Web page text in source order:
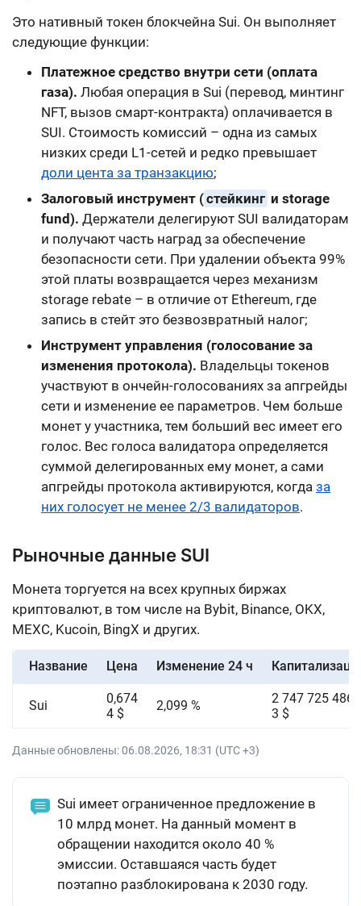
Это нативный токен блокчейна Sui. Он выполняет
следующие функции:
Платежное средство внутри сети (оплата
газа). Любая операция в Sui (перевод, минтинг
NFT, вызов смарт-контракта) оплачивается в
SUI. Стоимость комиссий – одна из самых
низких среди L1-сетей и редко превышает
доли цента за транзакцию;
Залоговый инструмент (стейкинг и storage
fund). Держатели делегируют SUI валидаторам
и получают часть наград за обеспечение
безопасности сети. При удалении объекта 99%
этой платы возвращается через механизм
storage rebate – в отличие от Ethereum, где
запись в стейт это безвозвратный налог;
Инструмент управления (голосование за
изменения протокола). Владельцы токенов
участвуют в ончейн-голосованиях за апгрейды
сети и изменение ее параметров. Чем больше
монет у участника, тем больший вес имеет его
голос. Вес голоса валидатора определяется
суммой делегированных ему монет, а сами
апгрейды протокола активируются, когда за
них голосует не менее 2/3 валидаторов.
Рыночные данные SUI
Монета торгуется на всех крупных биржах
криптовалют, в том числе на Bybit, Binance, OKX,
MEXC, Kucoin, BingX и других.
Название Цена Изменение 24 ч
Sui
0,674
4 $
2,099 %
2 747 725
3 $
Данные обновлены:06.08.2026, 18:31 (UTC +3)
Sui имеет ограниченное предложение в
10 млрд монет. На данный момент в
обращении находится около 40 %
эмиссии. Оставшаяся часть будет
поэтапно разблокирована к 2030 году.